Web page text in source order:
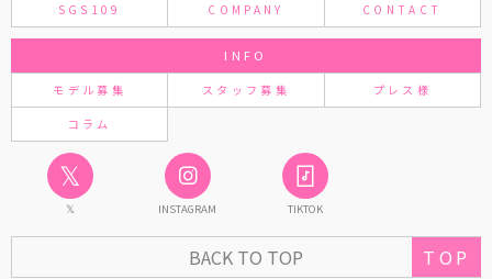
SGS109 COMPANY CONTACT
INFO
モデル募集 スタッフ募集 プレス様
コラム
𝕏
𝕏 INSTAGRAM TIKTOK
BACK TO TOP TOP